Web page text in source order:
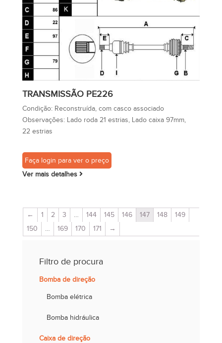
TRANSMISSÃO PE226
Condição: Reconstruída, com casco associado
Observações:
Lado roda 21 estrias, Lado caixa 97mm,
22 estrias
Faça login para ver o preço
Ver mais detalhes
← 1 2 3 … 144 145 146 147 148
149
150
… 169 170 171 →
Filtro de procura
Bomba de direção
Bomba elétrica
Bomba hidráulica
Caixa de direção